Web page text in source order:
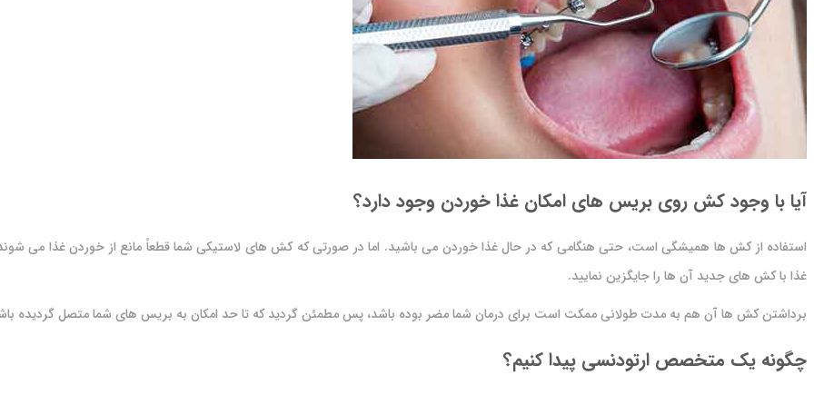
آیا با وجود کش روی بریس های امکان غذا خوردن وجود دارد؟
استفاده از کش ها همیشگی است، حتی هنگامی که در حال غذا خوردن می باشید. اما در صورتی که کش های لاستیکی شما قطعاً مانع از خوردن غذا می
غذا با کش های جدید آن ها را جایگزین نمایید.
برداشتن کش ها آن هم به مدت طولانی ممکت است برای درمان شما مضر بوده باشد، پس مطمئن گردید که تا حد امکان به بریس های شما متصل گردیده
چگونه یک متخصص ارتودنسی پیدا کنیم؟